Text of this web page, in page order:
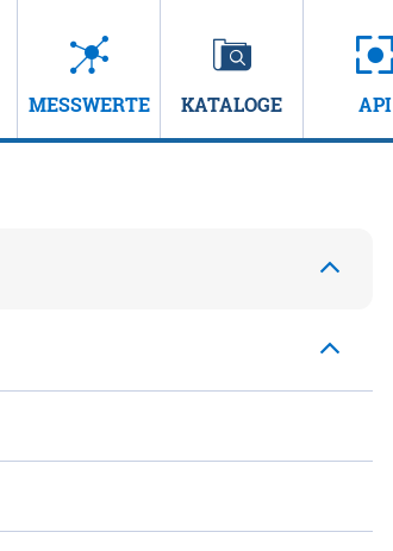
MESSWERTE KATALOGE API